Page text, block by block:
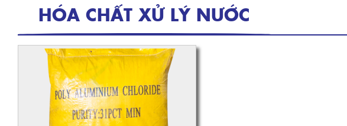
HÓA CHẤT XỬ LÝ NƯỚC